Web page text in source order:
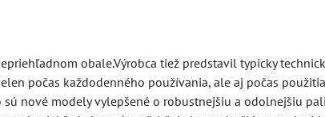
obale.Výrobca tiež predstavil typicky
počas každodenného používania, ale aj počas
sú nové modely vylepšené o robustnejšiu a odolnejšiu